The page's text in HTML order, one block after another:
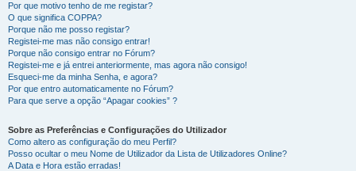
Por que motivo tenho de me registar?
O que significa COPPA?
Porque não me posso registar?
Registei-me mas não consigo entrar!
Porque não consigo entrar no Fórum?
Registei-me e já entrei anteriormente, mas agora não consigo!
Esqueci-me da minha Senha, e agora?
Por que entro automaticamente no Fórum?
Para que serve a opção “Apagar cookies” ?
Sobre as Preferências e Configurações do Utilizador
Como altero as configuração do meu Perfil?
Posso ocultar o meu Nome de Utilizador da Lista de Utilizadores Online?
A Data e Hora estão erradas!